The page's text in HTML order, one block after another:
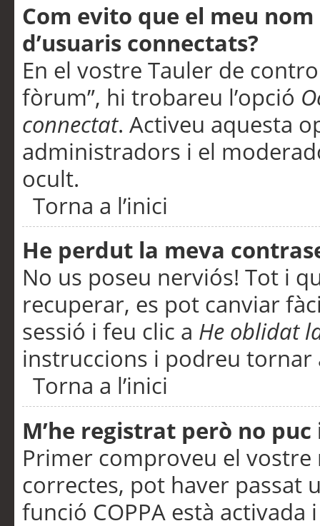
Com evito que el meu
d’usuaris connectats?
En el vostre Tauler de
fòrum”, hi trobareu l’opció
connectat. Activeu aquesta
administradors i el
ocult.
Torna a l’inici
He perdut la meva
No us poseu nerviós! Tot i
recuperar, es pot canviar
sessió i feu clic a He oblidat
instruccions i podreu tornar
Torna a l’inici
M’he registrat però no
Primer comproveu el vostre
correctes, pot haver passat
funció COPPA està